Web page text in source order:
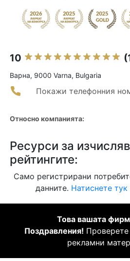
10
Варна, 9000 Varna, Bulgaria
Покажи телефонния
Относно компанията:
Ресурси за
рейтингите:
Само регистрирани
данните. Натиснете тук
Това вашата
Поздравления!
рекламни